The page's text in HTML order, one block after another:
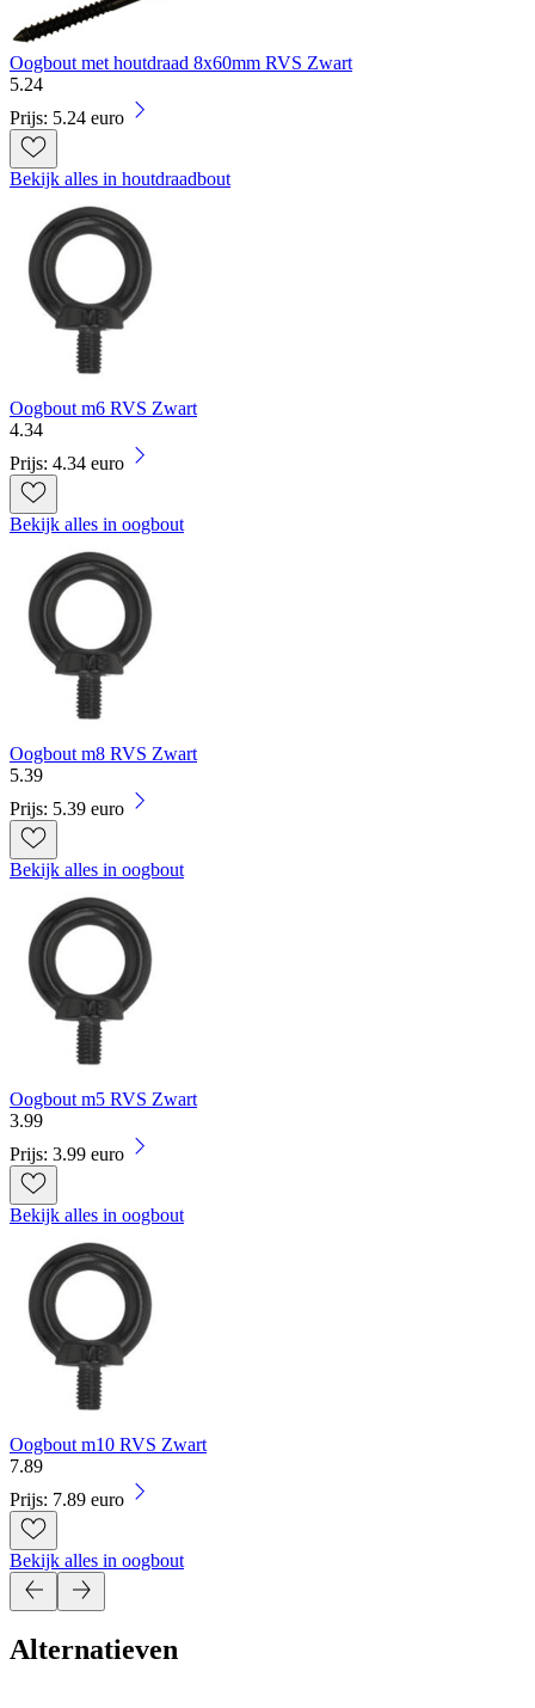
Oogbout met houtdraad 8x60mm RVS Zwart
5.24
Prijs: 5.24 euro
Bekijk alles in houtdraadbout
Oogbout m6 RVS Zwart
4.34
Prijs: 4.34 euro
Bekijk alles in oogbout
Oogbout m8 RVS Zwart
5.39
Prijs: 5.39 euro
Bekijk alles in oogbout
Oogbout m5 RVS Zwart
3.99
Prijs: 3.99 euro
Bekijk alles in oogbout
Oogbout m10 RVS Zwart
7.89
Prijs: 7.89 euro
Bekijk alles in oogbout
Alternatieven